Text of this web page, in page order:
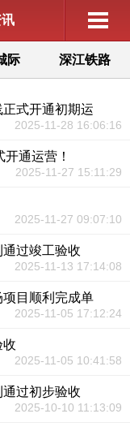
际 深江铁路
正式开通初期运
2025-11-28 16:06:16
通运营！
2025-11-27 15:11:29
2025-11-27 09:07:10
过竣工验收
2025-11-13 17:14:08
目顺利完成单
2025-11-05 17:12:24
收
2025-11-05 10:41:58
过初步验收
2025-10-10 11:13:09